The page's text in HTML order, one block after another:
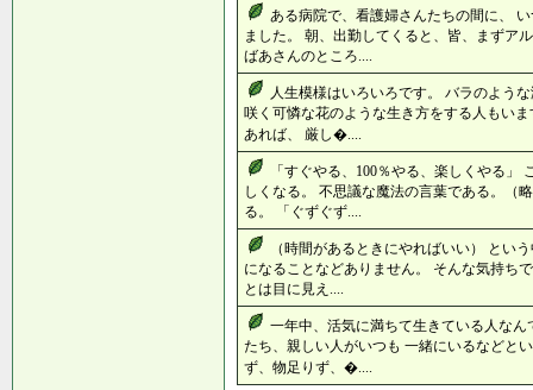
ある病院で、看護婦さんたちの間に、
ました。 朝、出勤してくると、皆、まずア
ばあさんのところ....
人生模様はいろいろです。 バラのよう
咲く可憐な花のような生き方をする人もい
あれば、 厳し�....
「すぐやる、100％やる、楽しくやる」
しくなる。 不思議な魔法の言葉である。（
る。 「ぐずぐず....
（時間があるときにやればいい） とい
になることなどありません。 そんな気持ち
とは目に見え....
一年中、活気に満ちて生きている人な
たち、親しい人がいつも 一緒にいるなどと
ず、物足りず、�....